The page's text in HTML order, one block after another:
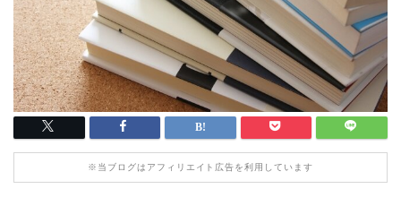
※当ブログはアフィリエイト広告を利用しています